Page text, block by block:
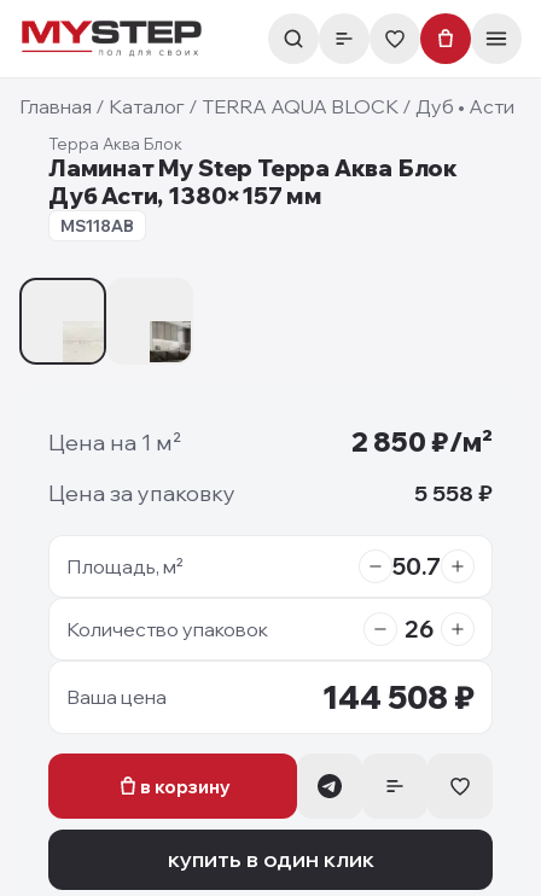
Главная / Каталог / TERRA AQUA BLOCK / Дуб • Асти
8 мм
Терра Аква Блок
Ламинат My Step Терра Аква Блок
Дуб Асти, 1380×157 мм
MS118AB
Цена на 1 м² 2 850₽/м²
Цена за упаковку 5 558 ₽
Площадь, м² 50.7
Количество упаковок 26
Ваша цена 144 508 ₽
в корзину
купить в один клик